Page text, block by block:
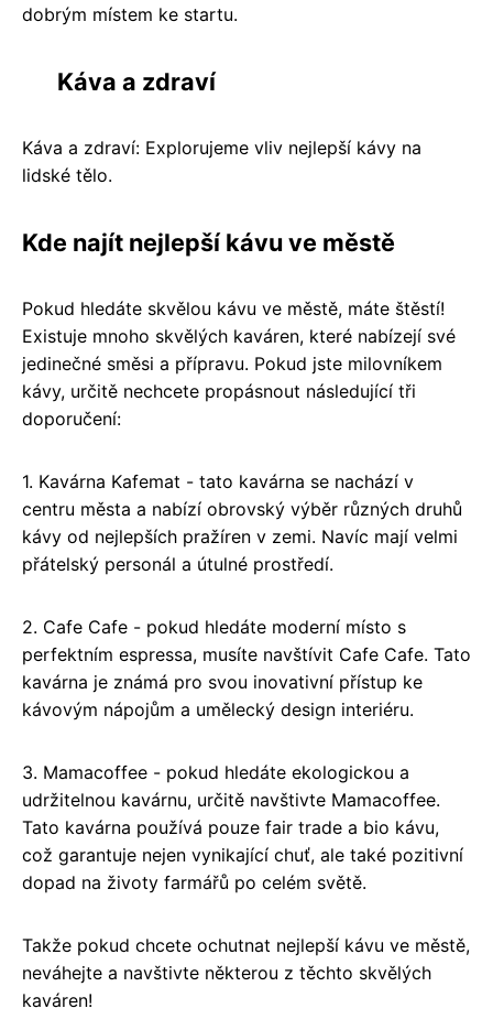
dobrým místem ke startu.
Káva a zdraví
Káva a zdraví: Explorujeme vliv nejlepší kávy na
lidské tělo.
Kde najít nejlepší kávu ve městě
Pokud hledáte skvělou kávu ve městě, máte štěstí!
Existuje mnoho skvělých kaváren, které nabízejí své
jedinečné směsi a přípravu. Pokud jste milovníkem
kávy, určitě nechcete propásnout následující tři
doporučení:
1. Kavárna Kafemat - tato kavárna se nachází v
centru města a nabízí obrovský výběr různých druhů
kávy od nejlepších pražíren v zemi. Navíc mají velmi
přátelský personál a útulné prostředí.
2. Cafe Cafe - pokud hledáte moderní místo s
perfektním espressa, musíte navštívit Cafe Cafe. Tato
kavárna je známá pro svou inovativní přístup ke
kávovým nápojům a umělecký design interiéru.
3. Mamacoffee - pokud hledáte ekologickou a
udržitelnou kavárnu, určitě navštivte Mamacoffee.
Tato kavárna používá pouze fair trade a bio kávu,
což garantuje nejen vynikající chuť, ale také pozitivní
dopad na životy farmářů po celém světě.
Takže pokud chcete ochutnat nejlepší kávu ve městě,
neváhejte a navštivte některou z těchto skvělých
kaváren!